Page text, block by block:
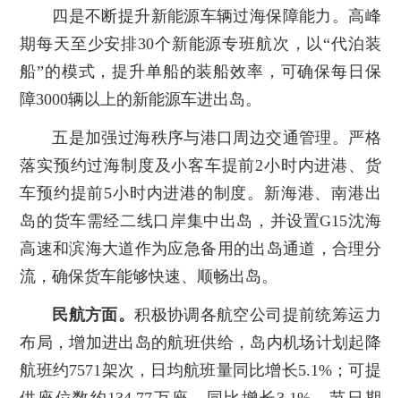
四是不断提升新能源车辆过海保障能力。高峰
期每天至少安排30个新能源专班航次，以“代泊装
船”的模式，提升单船的装船效率，可确保每日保
障3000辆以上的新能源车进出岛。
五是加强过海秩序与港口周边交通管理。严格
落实预约过海制度及小客车提前2小时内进港、货
车预约提前5小时内进港的制度。新海港、南港出
岛的货车需经二线口岸集中出岛，并设置G15沈海
高速和滨海大道作为应急备用的出岛通道，合理分
流，确保货车能够快速、顺畅出岛。
民航方面。积极协调各航空公司提前统筹运力
布局，增加进出岛的航班供给，岛内机场计划起降
航班约7571架次，日均航班量同比增长5.1%；可提